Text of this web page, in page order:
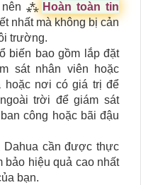
nên ⁂ Hoàn toàn tin
nhất mà không bị cản
trường.
biến bao gồm lắp đặt
sát nhân viên hoặc
hoặc nơi có giá trị để
trời để giám sát
công hoặc bãi đậu
Dahua cần được thực
bảo hiệu quả cao nhất
bạn.